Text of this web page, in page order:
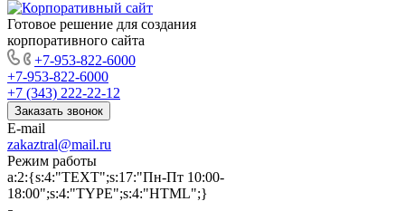
Готовое решение для создания
корпоративного сайта
+7-953-822-6000
+7-953-822-6000
+7 (343) 222-22-12
Заказать звонок
E-mail
zakaztral@mail.ru
Режим работы
a:2:{s:4:"TEXT";s:17:"Пн-Пт 10:00-
18:00";s:4:"TYPE";s:4:"HTML";}